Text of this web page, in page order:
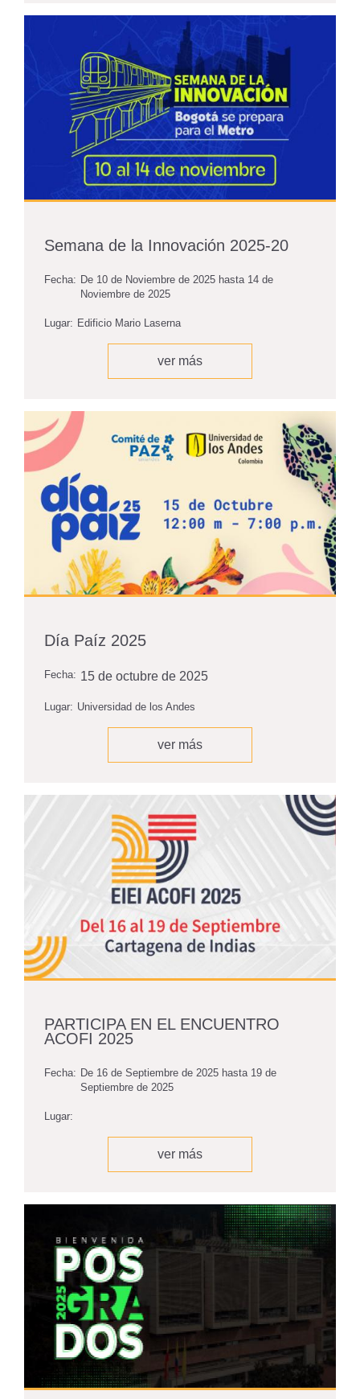
Semana de la Innovación 2025-20
Fecha: De 10 de Noviembre de 2025 hasta 14 de
Noviembre de 2025
Lugar: Edificio Mario Laserna
ver más
Día Paíz 2025
Fecha: 15 de octubre de 2025
Lugar: Universidad de los Andes
ver más
PARTICIPA EN EL ENCUENTRO
ACOFI 2025
Fecha: De 16 de Septiembre de 2025 hasta 19 de
Septiembre de 2025
Lugar:
ver más